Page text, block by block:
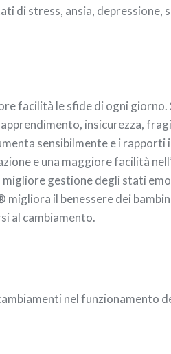
di stress, ansia,
facilità le sfide di ogni
insicurezza,
sensibilmente e i
e una maggiore facilità
migliore gestione degli stati
migliora il benessere dei
al cambiamento.
nel funzionamento